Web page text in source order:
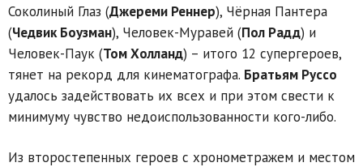
Соколиный Глаз (Джереми Реннер), Чёрная Пантера
(Чедвик Боузман), Человек-Муравей (Пол Радд) и
Человек-Паук (Том Холланд) – итого 12 супергероев,
тянет на рекорд для кинематографа. Братьям Руссо
удалось задействовать их всех и при этом свести к
минимуму чувство недоиспользованности кого-либо.
Из второстепенных героев с хронометражем и местом